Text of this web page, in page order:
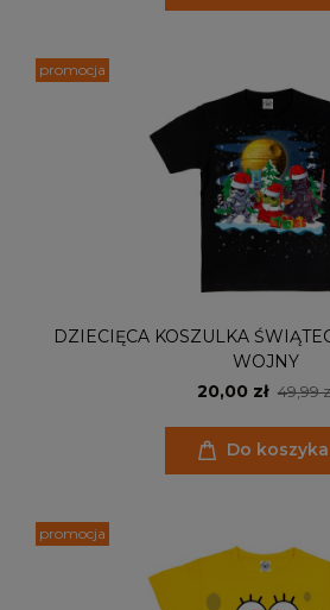
DZIECIĘCA KOSZULKA
WOJNY
20,00 zł 49,99
Do koszyka
promocja
promocja